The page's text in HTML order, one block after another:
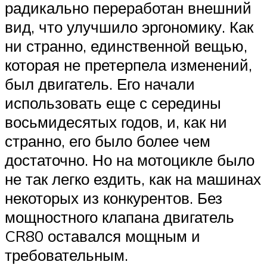
радикально переработан внешний
вид, что улучшило эргономику. Как
ни странно, единственной вещью,
которая не претерпела изменений,
был двигатель. Его начали
использовать еще с середины
восьмидесятых годов, и, как ни
странно, его было более чем
достаточно. Но на мотоцикле было
не так легко ездить, как на машинах
некоторых из конкурентов. Без
мощностного клапана двигатель
CR80 оставался мощным и
требовательным.